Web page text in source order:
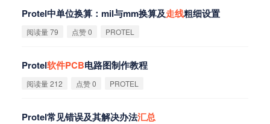
Protel中单位换算：mil与mm换算及走线粗细设置
阅读量 79 点赞 0 PROTEL
Protel软件PCB电路图制作教程
阅读量 212 点赞 0 PROTEL
Protel常见错误及其解决办法汇总